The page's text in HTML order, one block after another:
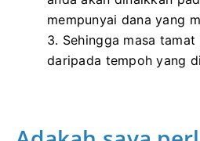
mempunyai dana yang
3. Sehingga masa
daripada tempoh yang